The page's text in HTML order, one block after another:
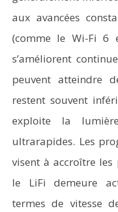
aux avancées
(comme le Wi-Fi 6
s’améliorent
peuvent atteindre
restent souvent
exploite la
ultrarapides. Les
visent à accroître
le LiFi demeure
termes de vitesse